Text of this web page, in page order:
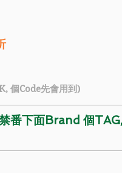
個Code先會用到)
番下面Brand 個